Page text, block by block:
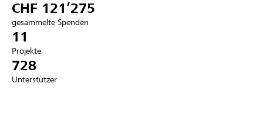
Anmelden
CHF 121’275
gesammelte Spenden
11
Projekte
728
Unterstützer